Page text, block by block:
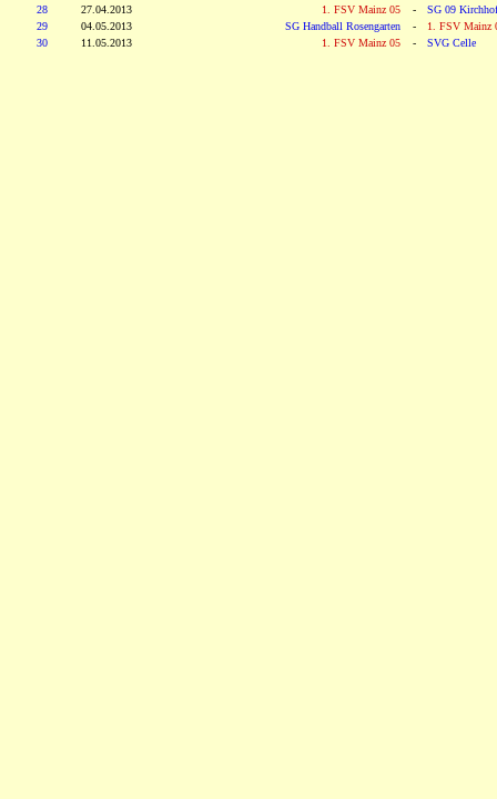
28
27.04.2013 1. FSV Mainz 05 -
SG 09 Kirchhof
29
04.05.2013 SG Handball Rosengarten -
1. FSV Mainz
30
11.05.2013 1. FSV Mainz 05 - SVG Celle